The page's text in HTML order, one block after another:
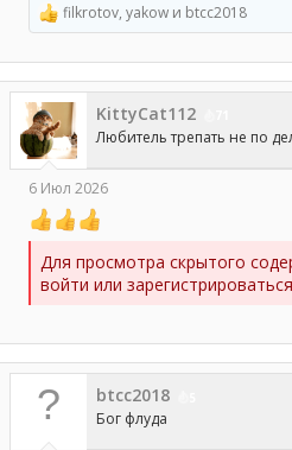
Р
е
а
к
ц
и
и
:
filkrotov, yakow и btcc2018
KittyCat112
Любитель трепать не по
6 Июл 2026
Для просмотра скрытого
войти или
btcc2018
Бог флуда